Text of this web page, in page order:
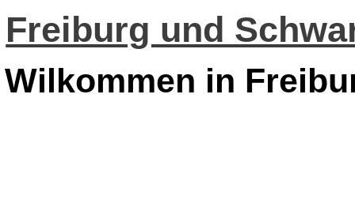
Freiburg und
Wilkommen in